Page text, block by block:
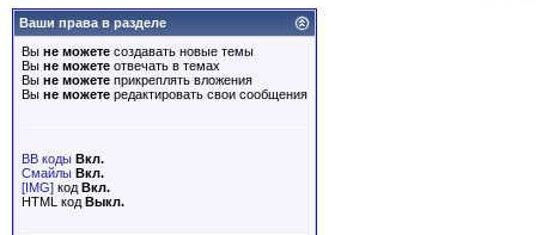
Ваши права в разделе
Вы не можете создавать новые темы
Вы не можете отвечать в темах
Вы не можете прикреплять вложения
Вы не можете редактировать свои сообщения
BB коды Вкл.
Смайлы Вкл.
[IMG] код Вкл.
HTML код Выкл.